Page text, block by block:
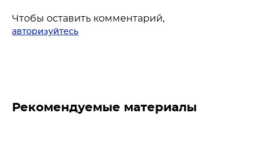
Чтобы оставить комментарий,
авторизуйтесь
Рекомендуемые материалы